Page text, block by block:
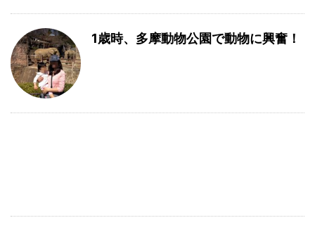
1歳時、多摩動物公園で動物に興奮！